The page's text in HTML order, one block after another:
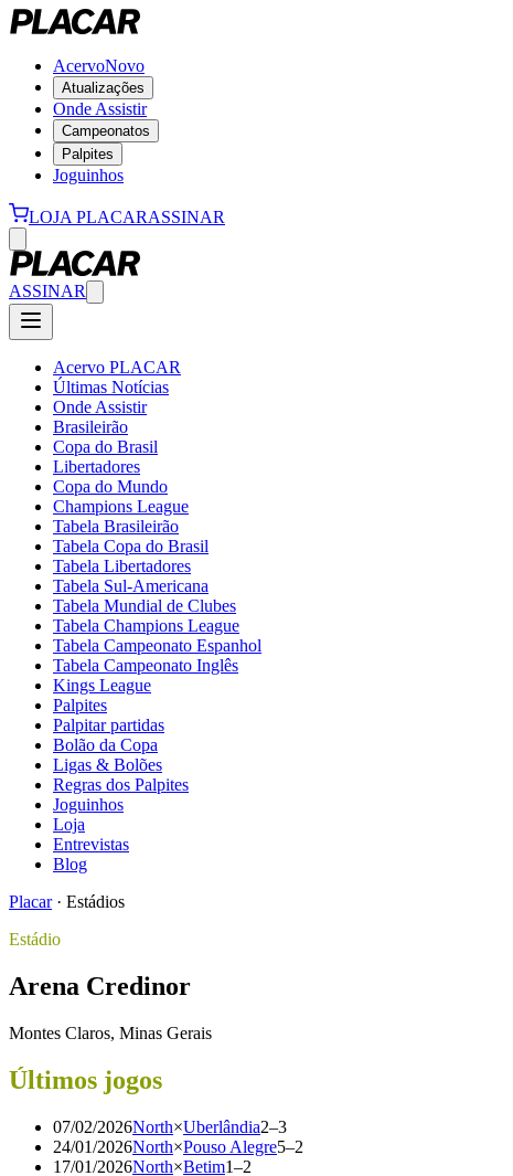
AcervoNovo
Atualizações
Onde Assistir
Campeonatos
Palpites
Joguinhos
LOJA PLACARASSINAR
ASSINAR
Acervo PLACAR
Últimas Notícias
Onde Assistir
Brasileirão
Copa do Brasil
Libertadores
Copa do Mundo
Champions League
Tabela Brasileirão
Tabela Copa do Brasil
Tabela Libertadores
Tabela Sul-Americana
Tabela Mundial de Clubes
Tabela Champions League
Tabela Campeonato Espanhol
Tabela Campeonato Inglês
Kings League
Palpites
Palpitar partidas
Bolão da Copa
Ligas & Bolões
Regras dos Palpites
Joguinhos
Loja
Entrevistas
Blog
Placar · Estádios
Estádio
Arena Credinor
Montes Claros, Minas Gerais
Últimos jogos
07/02/2026North×Uberlândia2–3
24/01/2026North×Pouso Alegre5–2
17/01/2026North×Betim1–2